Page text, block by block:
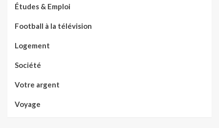
Études & Emploi
Football à la télévision
Logement
Société
Votre argent
Voyage